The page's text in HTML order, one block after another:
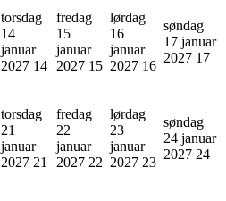
torsdag
14
januar
2027 14
fredag
15
januar
2027 15
lørdag
16
januar
2027 16
søndag
17 januar
2027 17
torsdag
21
januar
2027 21
fredag
22
januar
2027 22
lørdag
23
januar
2027 23
søndag
24 januar
2027 24